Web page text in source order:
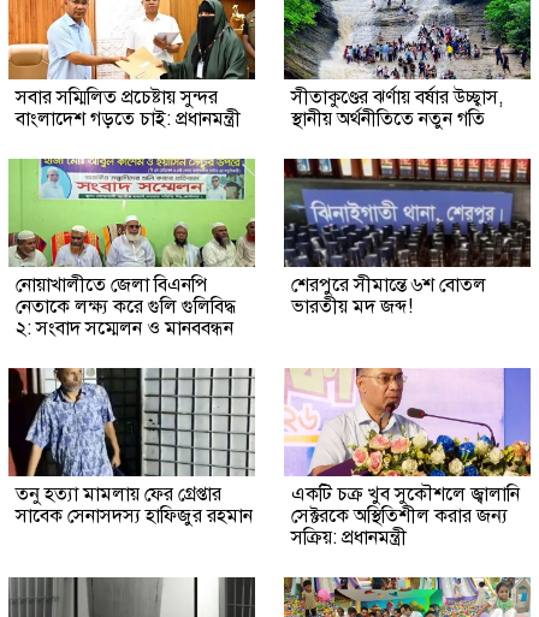
সবার সম্মিলিত প্রচেষ্টায় সুন্দর
বাংলাদেশ গড়তে চাই: প্রধানমন্ত্রী
সীতাকুণ্ডের ঝর্ণায় বর্ষার উচ্ছ্বাস,
স্থানীয় অর্থনীতিতে নতুন গতি
নোয়াখালীতে জেলা বিএনপি
নেতাকে লক্ষ্য করে গুলি গুলিবিদ্ধ
২: সংবাদ সম্মেলন ও মানববন্ধন
শেরপুরে সীমান্তে ৬শ বোতল
ভারতীয় মদ জব্দ!
তনু হত্যা মামলায় ফের গ্রেপ্তার
সাবেক সেনাসদস্য হাফিজুর রহমান
একটি চক্র খুব সুকৌশলে জ্বালানি
সেক্টরকে অস্থিতিশীল করার জন্য
সক্রিয়: প্রধানমন্ত্রী